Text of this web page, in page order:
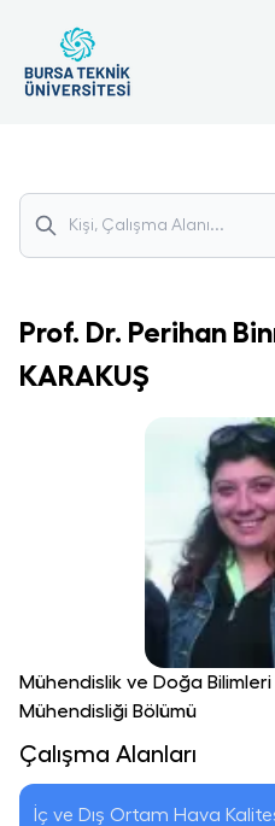
Prof. Dr. Perihan
KARAKUŞ
Mühendislik ve Doğa
Mühendisliği Bölümü
Çalışma Alanları
İç ve Dış Ortam Hava